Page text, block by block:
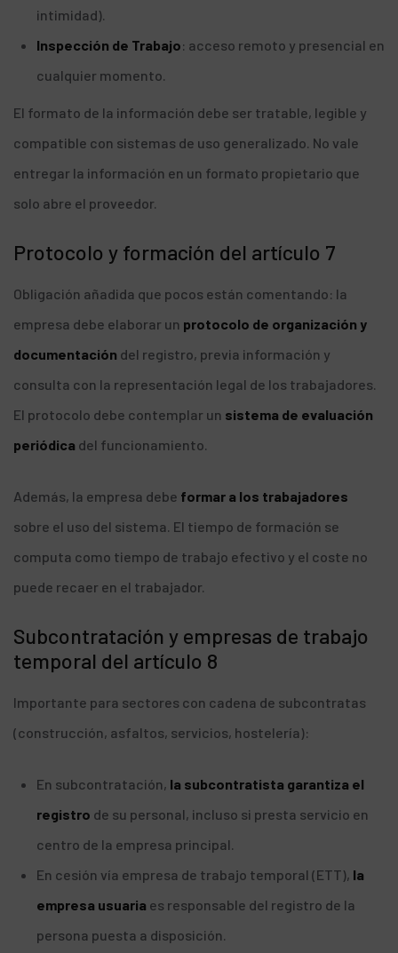
intimidad).
Inspección de Trabajo: acceso remoto y presencial en
cualquier momento.
El formato de la información debe ser tratable, legible y
compatible con sistemas de uso generalizado. No vale
entregar la información en un formato propietario que
solo abre el proveedor.
Protocolo y formación del artículo 7
Obligación añadida que pocos están comentando: la
empresa debe elaborar un protocolo de organización y
documentación del registro, previa información y
consulta con la representación legal de los trabajadores.
El protocolo debe contemplar un sistema de evaluación
periódica del funcionamiento.
Además, la empresa debe formar a los trabajadores
sobre el uso del sistema. El tiempo de formación se
computa como tiempo de trabajo efectivo y el coste no
puede recaer en el trabajador.
Subcontratación y empresas de trabajo
temporal del artículo 8
Importante para sectores con cadena de subcontratas
(construcción, asfaltos, servicios, hostelería):
En subcontratación, la subcontratista garantiza el
registro de su personal, incluso si presta servicio en
centro de la empresa principal.
En cesión vía empresa de trabajo temporal (ETT), la
empresa usuaria es responsable del registro de la
persona puesta a disposición.